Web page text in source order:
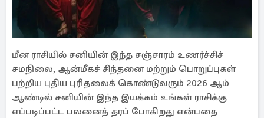
மீன ராசியில் சனியின் இந்த சஞ்சாரம் உணர்ச்சிச்
சமநிலை, ஆன்மீகச் சிந்தனை மற்றும் பொறுப்புகள்
பற்றிய புதிய புரிதலைக் கொண்டுவரும் 2026 ஆம்
ஆண்டில் சனியின் இந்த இயக்கம் உங்கள் ராசிக்கு
எப்படிப்பட்ட பலனைத் தரப் போகிறது என்பதை